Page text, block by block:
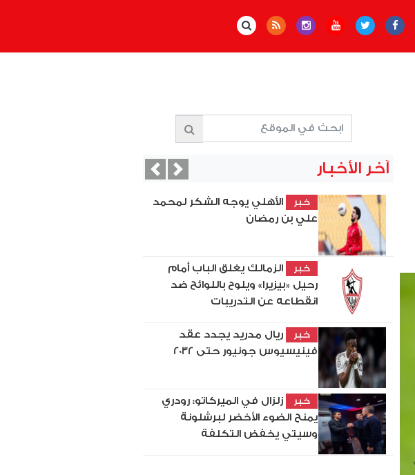
آخر الأخبار
خبر
الأهلي يوجه الشكر لمحمد
علي بن رمضان
خبر
الزمالك يغلق الباب أمام
رحيل «بيزيرا» ويلوح باللوائح ضد
انقطاعه عن التدريبات
خبر
ريال مدريد يجدد عقد
فينيسيوس جونيور حتى 2032
خبر
زلزال في الميركاتو: رودري
يمنح الضوء الأخضر لبرشلونة
وسيتي يخفض التكلفة
PreviousNext